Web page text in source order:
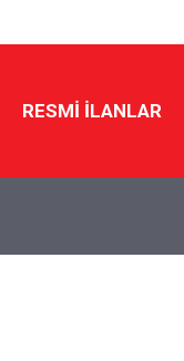
RESMI İLANLAR